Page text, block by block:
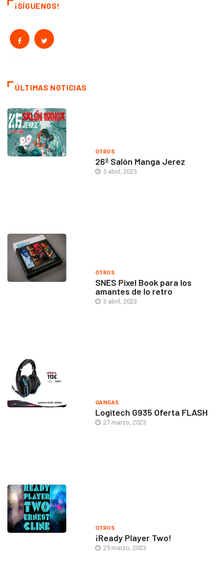
¡SÍGUENOS!
ÚLTIMAS NOTICIAS
OTROS
26º Salón Manga Jerez
5 abril, 2023
OTROS
SNES Pixel Book para los
amantes de lo retro
3 abril, 2023
GANGAS
Logitech G935 Oferta FLASH
27 marzo, 2023
OTROS
¡Ready Player Two!
25 marzo, 2023